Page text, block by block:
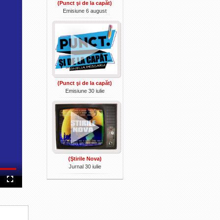
Fullscreen
(Punct şi de la capăt)
Emisiune 6 august
(Punct şi de la capăt)
Emisiune 30 iulie
(Ştirile Nova)
Jurnal 30 iulie